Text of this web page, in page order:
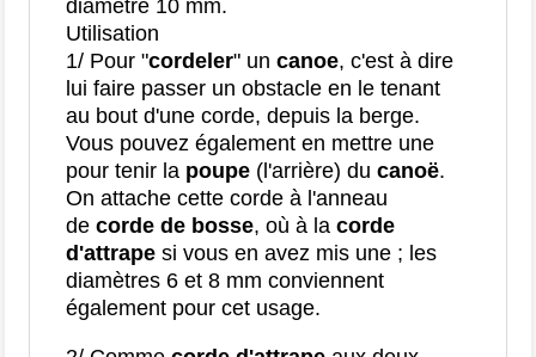
diamètre 10 mm.
Utilisation
1/ Pour "cordeler" uncanoe, c'est à dire
lui faire passer un obstacle en le tenant
au bout d'une corde, depuis la berge.
Vous pouvez également en mettre une
pour tenir la poupe (l'arrière) ducanoë.
On attache cette corde à l'anneau
decorde de bosse, où à lacorde
d'attrape si vous en avez mis une ; les
diamètres 6 et 8 mm conviennent
également pour cet usage.